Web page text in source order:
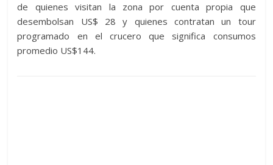
de quienes visitan la zona por cuenta propia que
desembolsan US$ 28 y quienes contratan un tour
programado en el crucero que significa consumos
promedio US$144.